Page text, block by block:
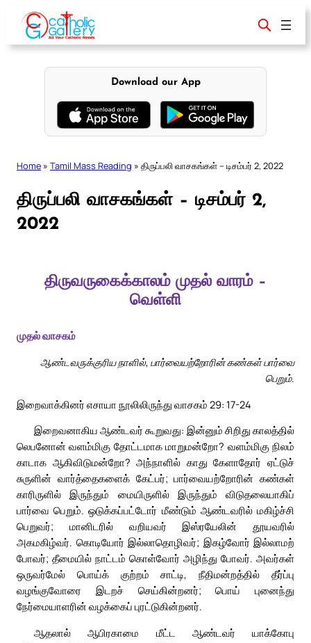
content
Download our App
Home » Tamil Mass Reading » திருப்பலி வாசகங்கள் – டிசம்பர் 2, 2022
திருப்பலி வாசகங்கள் – டிசம்பர் 2,
2022
திருவருகைக்காலம் முதல் வாரம் –
வெள்ளி
முதல் வாசகம்
ஆண்டவருக்குரிய நாளில், பார்வையற்றோரின் கண்கள் பார்வை
பெறும்.
இறைவாக்கினர் எசாயா நூலிலிருந்து வாசகம் 29: 17-24
இறைவனாகிய ஆண்டவர் கூறுவது: இன்னும் சிறிது காலத்தில்
லெபனோன் வளம்மிகு தோட்டமாக மாறுமன்றோ? வளம்மிகு நிலம்
காடாக ஆகிவிடுமன்றோ? அந்நாளில் காது கேளாதோர் ஏட்டுச்
சுருளின் வார்த்தைகளைக் கேட்பர்; பார்வையற்றோரின் கண்கள்
காரிருளில் இருந்தும் மையிருளில் இருந்தும் விடுதலையாகிப்
பார்வை பெறும். ஒடுக்கப்பட்டோர் மீண்டும் ஆண்டவரில் மகிழ்ச்சி
பெறுவர்; மானிடரில் வறியவர் இஸ்ரயேலின் தூயவரில்
அகமகிழ்வர். கொடியோர் இல்லாதொழிவர்; இகழ்வோர் இல்லாமற்
போவர்; தீமையில் நாட்டம் கொள்வோர் அழிந்து போவர். அவர்கள்
ஒருவர்மேல் பொய்க் குற்றம் சாட்டி, நீதிமன்றத்தில் தீர்ப்பு
வழங்குவோரை இடறச் செய்கின்றனர்; பொய் புனைந்து
நேர்மையாளரின் வழக்கைப் புரட்டுகின்றனர்.
ஆதலால் ஆபிரகாமை மீட்ட ஆண்டவர் யாக்கோபு